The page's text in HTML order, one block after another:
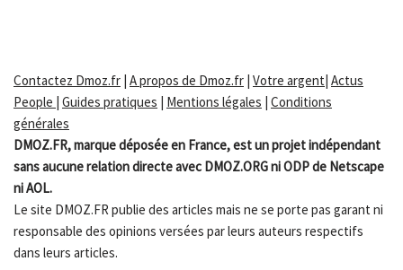
Contactez Dmoz.fr | A propos de Dmoz.fr | Votre argent| Actus
People | Guides pratiques | Mentions légales | Conditions
générales
DMOZ.FR, marque déposée en France, est un projet indépendant
sans aucune relation directe avec DMOZ.ORG ni ODP de Netscape
ni AOL.
Le site DMOZ.FR publie des articles mais ne se porte pas garant ni
responsable des opinions versées par leurs auteurs respectifs
dans leurs articles.